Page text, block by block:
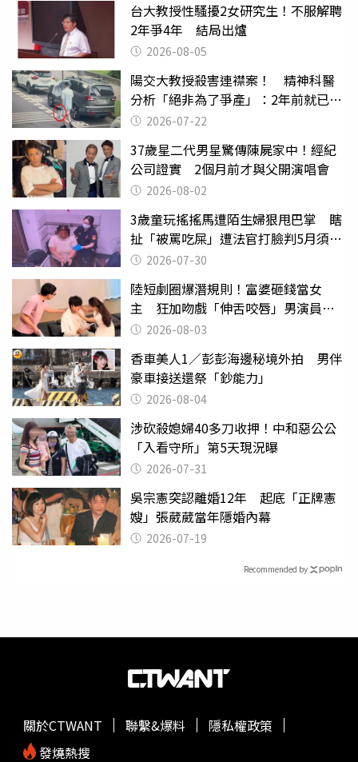
台大教授性騷擾2女研究生！不服解聘
2年爭4年 結局出爐
2026-08-05
陽交大教授殺害連襟案！ 精神科醫
分析「絕非為了爭產」：2年前就已言
行詭異
2026-07-22
37歲星二代男星驚傳陳屍家中！經紀
公司證實 2個月前才與父開演唱會
2026-08-02
3歲童玩搖搖馬遭陌生婦狠甩巴掌 瞎
扯「被罵吃屎」遭法官打臉判5月須入
監 2026-07-30
陸短劇圈爆潛規則！富婆砸錢當女
主 狂加吻戲「伸舌咬唇」男演員崩
潰 2026-08-03
香車美人1／彭彭海邊秘境外拍 男伴
豪車接送還祭「鈔能力」
2026-08-04
涉砍殺媳婦40多刀收押！中和惡公公
「入看守所」第5天現況曝
2026-07-31
吳宗憲突認離婚12年 起底「正牌憲
嫂」張葳葳當年隱婚內幕
2026-07-19
Recommended by
關於CTWANT 聯繫&爆料
隱私權政策
發燒熱搜